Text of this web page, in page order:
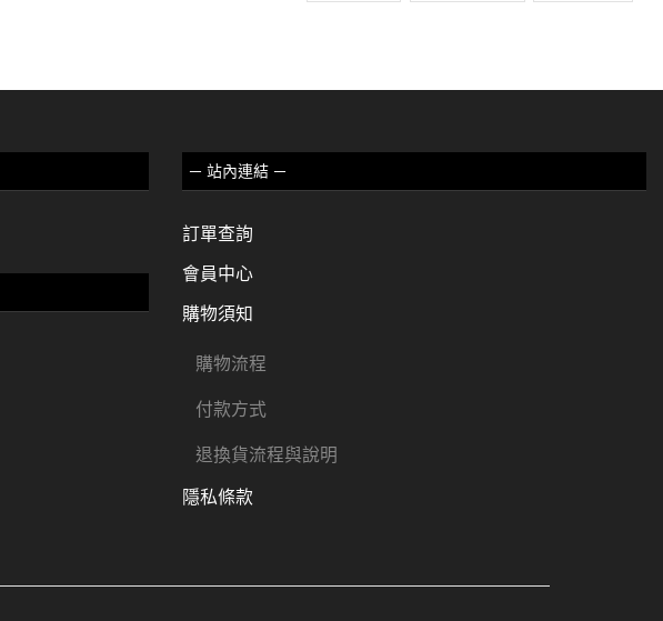
－ 站內連結 －
訂單查詢
會員中心
購物須知
購物流程
付款方式
退換貨流程與說明
隱私條款